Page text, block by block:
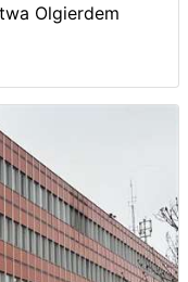
Olgierdem